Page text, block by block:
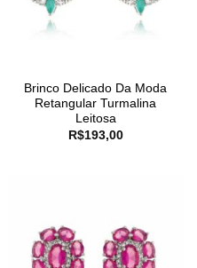
Brinco Delicado Da Moda
Retangular Turmalina
Leitosa
R$193,00